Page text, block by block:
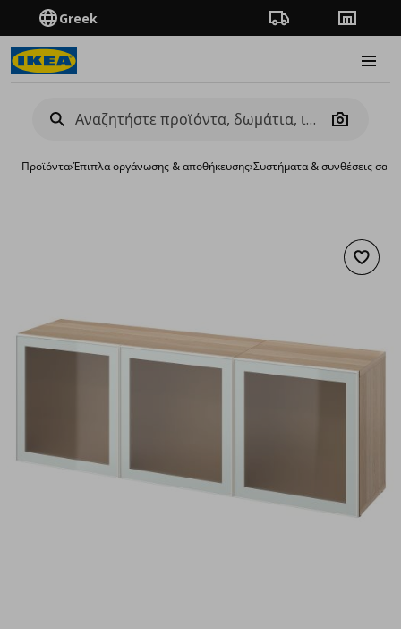
Greek Πορεία παραγγελίας
Camera
Προϊόντα›Έπιπλα οργάνωσης & αποθήκευσης›Συστήματα & συνθέσεις